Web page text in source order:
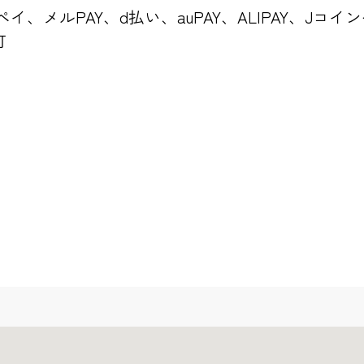
、メルPAY、d払い、auPAY、ALIPAY、Jコイ